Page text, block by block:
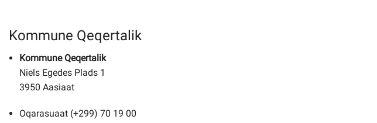
Kommuni pillugu
Ileqqoreqqusat
Kommune Qeqertalik
Kommune Qeqertalik
Niels Egedes Plads 1
3950 Aasiaat
Oqarasuaat (+299) 70 19 00